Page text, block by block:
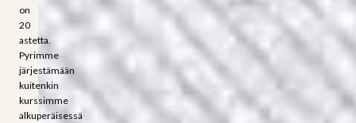
on
20
astetta.
Pyrimme
järjestämään
kuitenkin
kurssimme
alkuperäisessä